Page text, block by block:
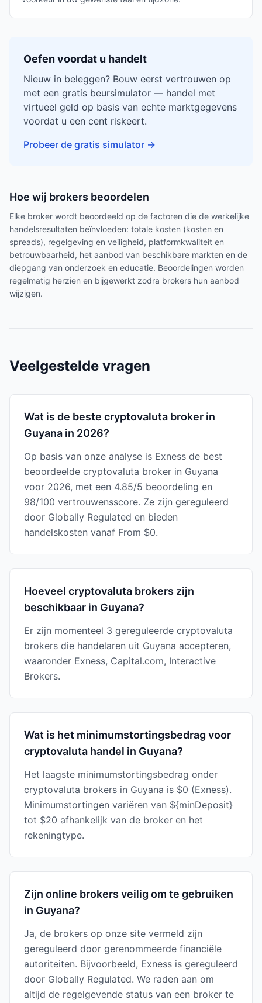
Oefen voordat u handelt
Nieuw in beleggen? Bouw eerst vertrouwen op
met een gratis beursimulator — handel met
virtueel geld op basis van echte marktgegevens
voordat u een cent riskeert.
Probeer de gratis simulator →
Hoe wij brokers beoordelen
Elke broker wordt beoordeeld op de factoren die de werkelijke
handelsresultaten beïnvloeden: totale kosten (kosten en
spreads), regelgeving en veiligheid, platformkwaliteit en
betrouwbaarheid, het aanbod van beschikbare markten en de
diepgang van onderzoek en educatie. Beoordelingen worden
regelmatig herzien en bijgewerkt zodra brokers hun aanbod
wijzigen.
Veelgestelde vragen
Wat is de beste cryptovaluta broker in
Guyana in 2026?
Op basis van onze analyse is Exness de best
beoordeelde cryptovaluta broker in Guyana
voor 2026, met een 4.85/5 beoordeling en
98/100 vertrouwensscore. Ze zijn gereguleerd
door Globally Regulated en bieden
handelskosten vanaf From $0.
Hoeveel cryptovaluta brokers zijn
beschikbaar in Guyana?
Er zijn momenteel 3 gereguleerde cryptovaluta
brokers die handelaren uit Guyana accepteren,
waaronder Exness, Capital.com, Interactive
Brokers.
Wat is het minimumstortingsbedrag voor
cryptovaluta handel in Guyana?
Het laagste minimumstortingsbedrag onder
cryptovaluta brokers in Guyana is $0 (Exness).
Minimumstortingen variëren van ${minDeposit}
tot $20 afhankelijk van de broker en het
rekeningtype.
Zijn online brokers veilig om te gebruiken
in Guyana?
Ja, de brokers op onze site vermeld zijn
gereguleerd door gerenommeerde financiële
autoriteiten. Bijvoorbeeld, Exness is gereguleerd
door Globally Regulated. We raden aan om
altijd de regelgevende status van een broker te